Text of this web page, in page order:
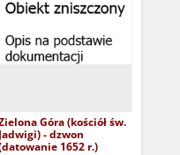
Góra (kościół św.
Jadwigi) - dzwon
1652 r.)